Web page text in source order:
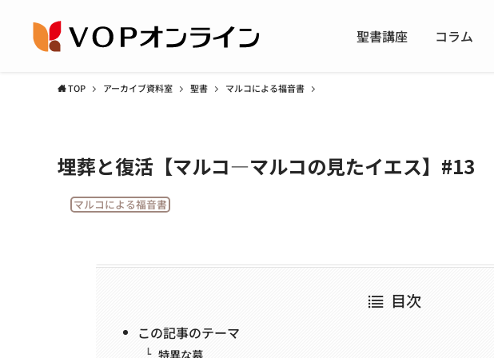
聖書講座 コラム
TOP アーカイブ資料室 聖書 マルコによる福音書
埋葬と復活【マルコ—マルコの見たイエス】#13
マルコによる福音書
目次
この記事のテーマ